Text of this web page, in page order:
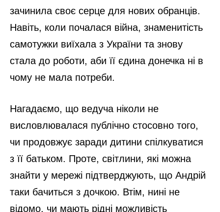
зачинила своє серце для нових обранців.
Навіть, коли почалася війна, знаменитість
самотужки виїхала з України та знову
стала до роботи, аби її єдина донечка ні в
чому не мала потреби.
Нагадаємо, що ведуча ніколи не
висловлювалася публічно стосовно того,
чи продовжує заради дитини спілкуватися
з її батьком. Проте, світлини, які можна
знайти у мережі підтверджують, що Андрій
таки бачиться з дочкою. Втім, нині не
відомо, чи мають рідні можливість